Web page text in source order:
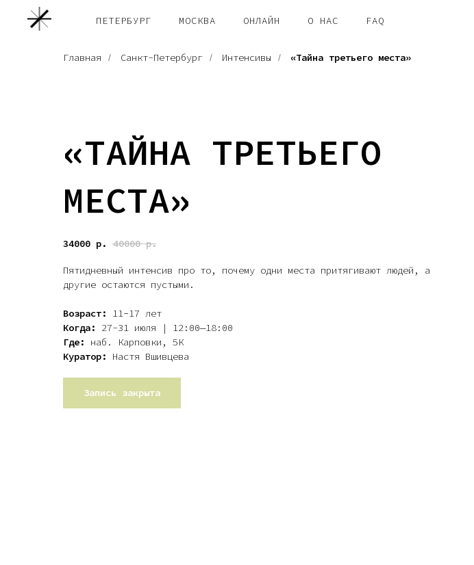
ПЕТЕРБУРГ МОСКВА ОНЛАЙН О НАС FAQ
Главная / Санкт-Петербург / Интенсивы / «Тайна третьего места»
«ТАЙНА ТРЕТЬЕГО
МЕСТА»
34000 р. 40000 р.
Пятидневный интенсив про то, почему одни места притягивают людей, а
другие остаются пустыми.
Возраст: 11−17 лет
Когда:
27-31 июля | 12:00—18:00
Где:
наб. Карповки, 5К
Куратор:
Настя Вшивцева
Запись закрыта